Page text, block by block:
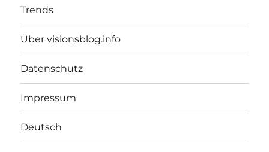
Trends
Über visionsblog.info
Datenschutz
Impressum
Deutsch